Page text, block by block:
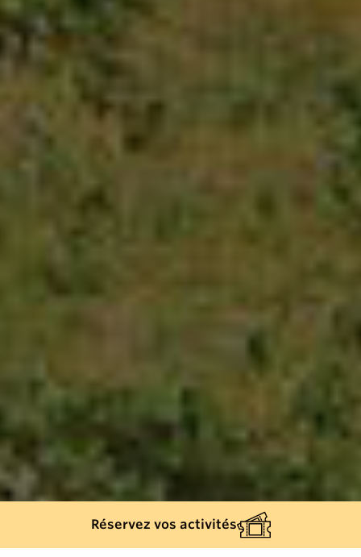
Réservez vos activités